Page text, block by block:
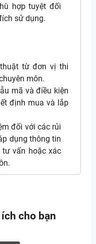
hợp tuyệt đối
sử dụng.
từ đơn vị thi
môn.
mã và điều kiện
định mua và lắp
đối với các rủi
dụng thông tin
vấn hoặc xác
cho bạn